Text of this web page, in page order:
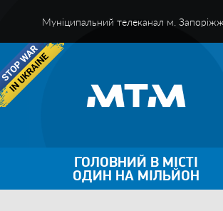
Муніципальний телеканал м.
ГОЛОВНИЙ В МІСТІ
ОДИН НА МІЛЬЙОН